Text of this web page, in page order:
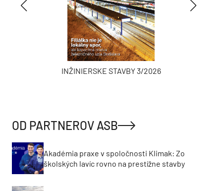
INŽINIERSKE STAVBY 3/2026
OD PARTNEROV ASB
Akadémia praxe v spoločnosti Klimak: Zo
školských lavíc rovno na prestížne stavby